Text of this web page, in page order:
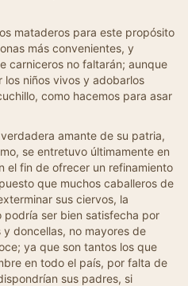
mataderos para este propósito
más convenientes, y
carniceros no faltarán; aunque
los niños vivos y adobarlos
como hacemos para asar
amante de su patria,
se entretuvo últimamente en
el fin de ofrecer un refinamiento
que muchos caballeros de
sus ciervos, la
ser bien satisfecha por
doncellas, no mayores de
ya que son tantos los que
en todo el país, por falta de
sus padres, si